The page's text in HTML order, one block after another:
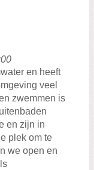
en heeft
veel
zwemmen is
en zijn in
plek om te
we open en